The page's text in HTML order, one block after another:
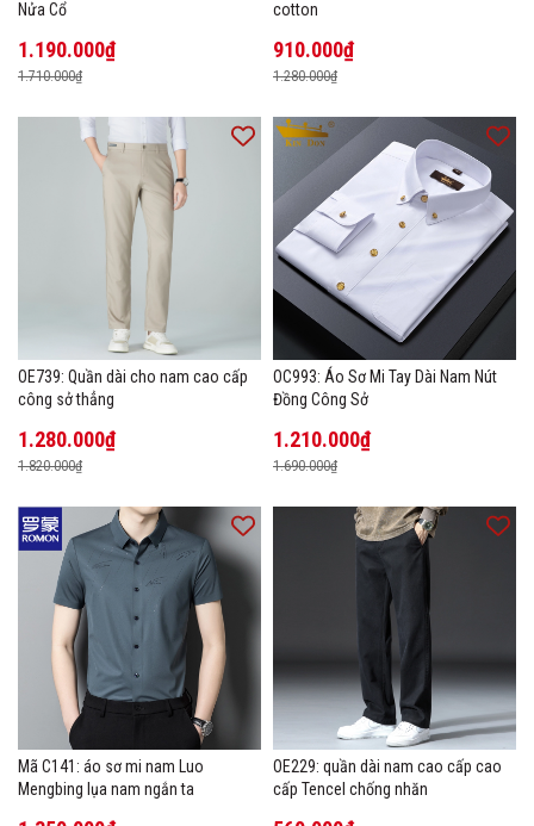
Nửa Cổ
1.190.000₫
1.710.000₫
cotton
910.000₫
1.280.000₫
OE739: Quần dài cho nam cao cấp
công sở thẳng
1.280.000₫
1.820.000₫
OC993: Áo Sơ Mi Tay Dài Nam Nút
Đồng Công Sở
1.210.000₫
1.690.000₫
Mã C141: áo sơ mi nam Luo
Mengbing lụa nam ngắn ta
OE229: quần dài nam cao cấp cao
cấp Tencel chống nhăn